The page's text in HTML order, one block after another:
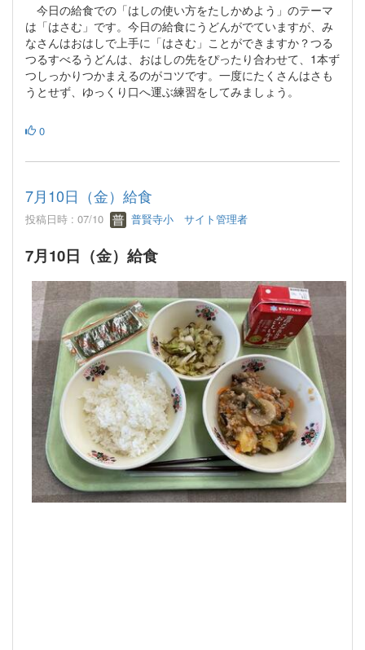
今日の給食での「はしの使い方をたしかめよう」のテーマ
は「はさむ」です。今日の給食にうどんがでていますが、み
なさんはおはしで上手に「はさむ」ことができますか？つる
つるすべるうどんは、おはしの先をぴったり合わせて、1本ず
つしっかりつかまえるのがコツです。一度にたくさんはさも
うとせず、ゆっくり口へ運ぶ練習をしてみましょう。
0
7月10日（金）給食
投稿日時 : 07/10 普賢寺小 サイト管理者
7月10日（金）給食